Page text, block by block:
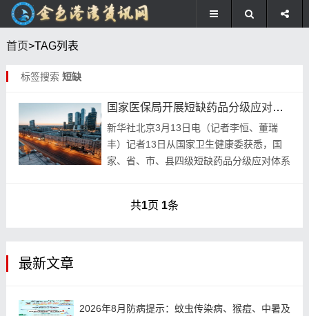
首页>TAG列表
标签搜索 短缺
国家医保局开展短缺药品分级应对体系逐步健全和有效运转
新华社北京3月13日电（记者李恒、董瑞
丰）记者13日从国家卫生健康委获悉，国
家、省、市、县四级短缺药品分级应对体系
床急需药...
共1页 1条
最新文章
2026年8月防病提示：蚊虫传染病、猴痘、中暑及